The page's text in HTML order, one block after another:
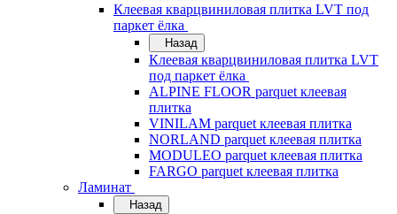
Клеевая кварцвиниловая плитка LVT под
паркет ёлка
Назад
Клеевая кварцвиниловая плитка LVT
под паркет ёлка
ALPINE FLOOR parquet клеевая
плитка
VINILAM parquet клеевая плитка
NORLAND parquet клеевая плитка
MODULEO parquet клеевая плитка
FARGO parquet клеевая плитка
Ламинат
Назад